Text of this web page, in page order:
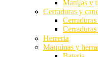
Manijas y
Cerraduras y
Herreria
Maquinas y